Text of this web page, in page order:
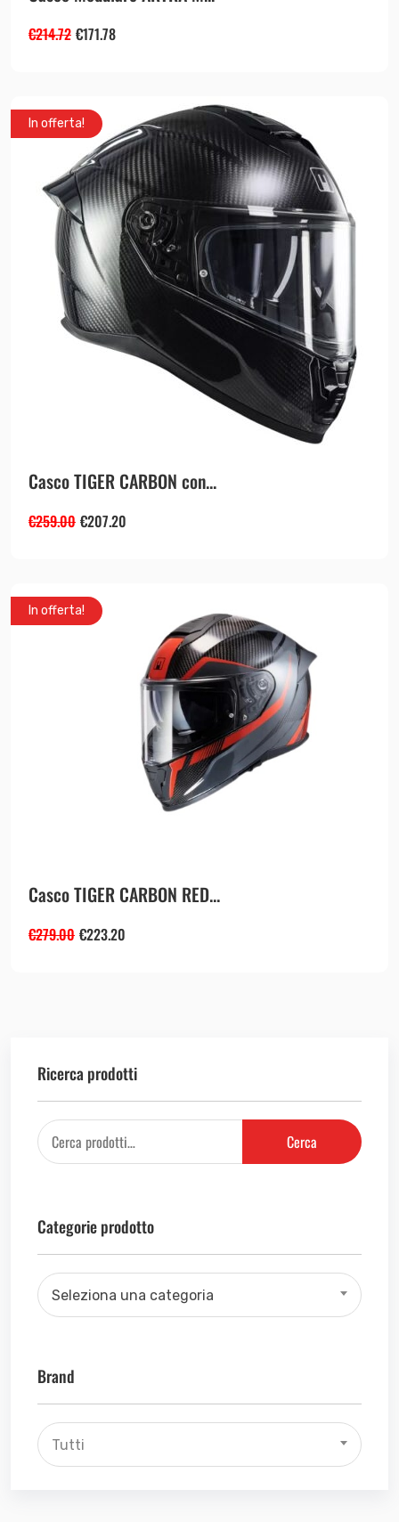
€214.72 €171.78
In offerta!
Casco TIGER CARBON con...
€259.00 €207.20
In offerta!
Casco TIGER CARBON RED...
€279.00 €223.20
Ricerca prodotti
Cerca
Categorie prodotto
Seleziona una categoria
Brand
Tutti